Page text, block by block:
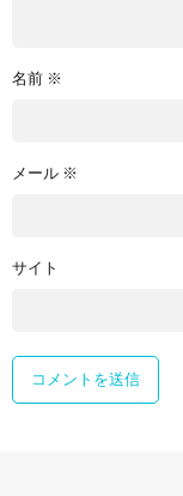
名前 ※
メール ※
サイト